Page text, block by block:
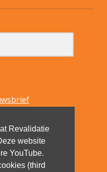
Revalidatie
website
YouTube.
(third